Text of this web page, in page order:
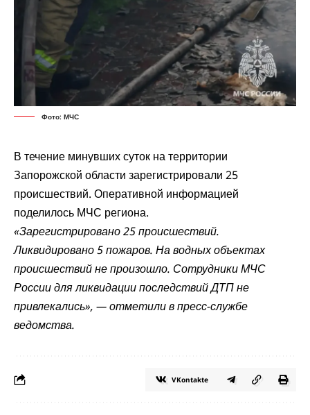
Фото: МЧС
В течение минувших суток на территории
Запорожской области зарегистрировали 25
происшествий. Оперативной информацией
поделилось МЧС региона.
«Зарегистрировано 25 происшествий.
Ликвидировано 5 пожаров. На водных объектах
происшествий не произошло. Сотрудники МЧС
России для ликвидации последствий ДТП не
привлекались», — отметили в пресс-службе
ведомства.
VKontakte